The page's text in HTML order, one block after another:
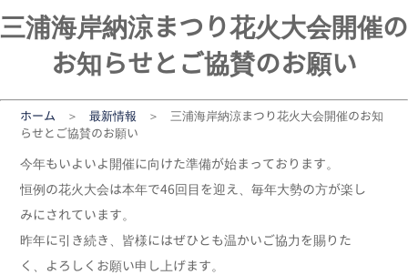
活用したい方
しや分析をし
門相談
確定申告
険事務代行
路開拓
報 みうら
マガジン
同封サービス
証明書取次
イクル法に係る再
化委託申請
模企業共済
ネス総合
制度提携会社
料割引サービス
みうらん
島駐車場
業所訪問記
三浦海岸納涼まつり花火大会開催の
お知らせとご協賛のお願い
ホーム ＞最新情報 ＞ 三浦海岸納涼まつり花火大会開催のお知
らせとご協賛のお願い
今年もいよいよ開催に向けた準備が始まっております。
恒例の花火大会は本年で46回目を迎え、毎年大勢の方が楽し
みにされています。
昨年に引き続き、皆様にはぜひとも温かいご協力を賜りた
く、よろしくお願い申し上げます。